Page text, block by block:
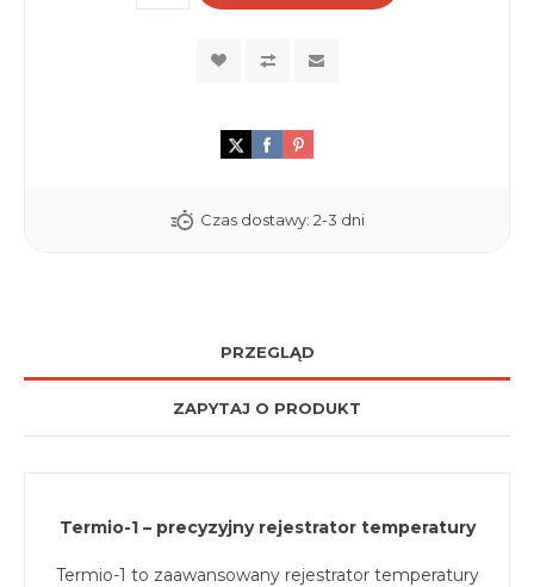
Czas dostawy: 2-3 dni
PRZEGLĄD
ZAPYTAJ O PRODUKT
Termio-1 – precyzyjny rejestrator temperatury
Termio-1 to zaawansowany rejestrator temperatury